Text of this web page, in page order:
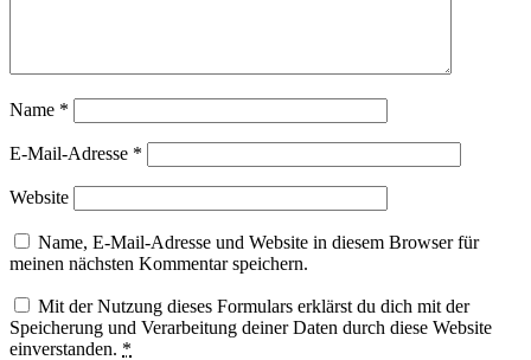
Name *
E-Mail-Adresse *
Website
Name, E-Mail-Adresse und Website in diesem Browser für
meinen nächsten Kommentar speichern.
Mit der Nutzung dieses Formulars erklärst du dich mit der
Speicherung und Verarbeitung deiner Daten durch diese Website
einverstanden. *